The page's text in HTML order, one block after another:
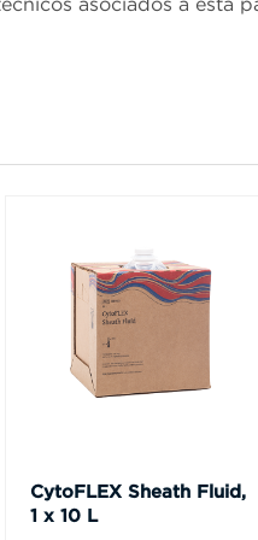
CytoFLEX Sheath Fluid,
1 x 10 L